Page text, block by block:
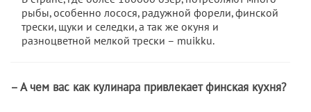
рыбы, особенно лосося, радужной форели, финской
трески, щуки и селедки, а так же окуня и
разноцветной мелкой трески – muikku.
– А чем вас как кулинара привлекает финская кухня?